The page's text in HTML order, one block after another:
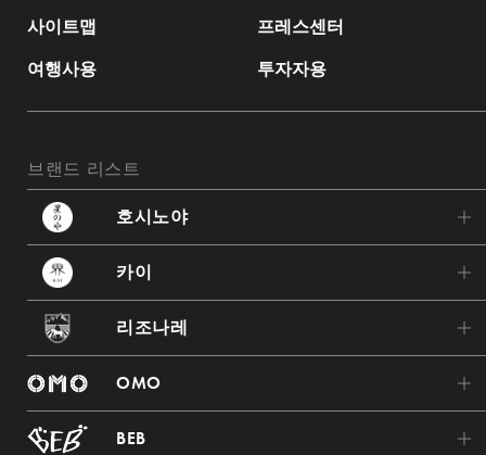
사이트맵
프레스센터
여행사용
투자자용
브랜드 리스트
호시노야
호시노야 가루이자와
호시노야 후지
호시노야 나라 감옥
호시노야 아스카
카이
카이 포로토
카이 아키우
리조나레
리조나레 토마무
리조나레 아타미
OMO
OMO7 아사히카와
BEB